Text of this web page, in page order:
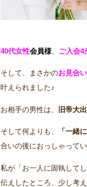
40代女性会員様 ご入会4
そして、まさかのお見合
叶えられました♪
お相手の男性は、 旧帝大
そして何よりも、 「一緒
合いの後におっしゃって
私が「お一人に固執して
伝えしたところ、少し考え